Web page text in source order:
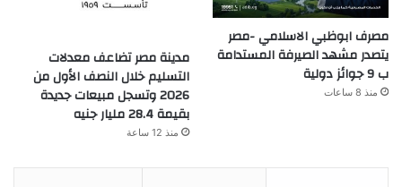
مصرف ابوظبي الاسلامي -مصر
يتصدر مشهد الصيرفة المستدامة
ب 9 جوائز دولية
منذ 8 ساعات
مدينة مصر تضاعف معدلات
التسليم خلال النصف الأول من
2026 وتسجل مبيعات جديدة
بقيمة 28.4 مليار جنيه
منذ 12 ساعة